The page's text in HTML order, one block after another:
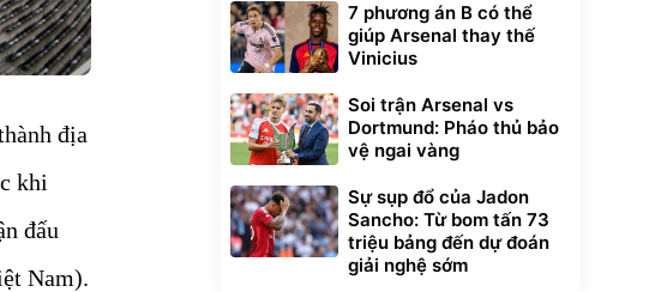
địa
khi
đấu
Nam).
7 phương án B có thể
giúp Arsenal thay thế
Vinicius
Soi trận Arsenal vs
Dortmund: Pháo thủ bảo
vệ ngai vàng
Sự sụp đổ của Jadon
Sancho: Từ bom tấn 73
triệu bảng đến dự đoán
giải nghệ sớm